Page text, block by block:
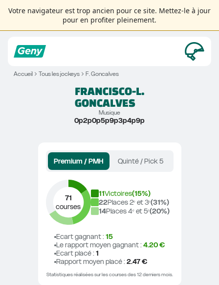
Votre navigateur est trop ancien pour ce site. Mettez-le à jour
pour en profiter pleinement.
Accueil Tous les jockeys F. Goncalves
FRANCISCO-L.
GONCALVES
Musique
0p2p0p5p9p3p4p9p
Premium / PMH Quinté / Pick 5
71
courses
11Victoires(15%)
22Places 2ᵉ et 3ᵉ(31%)
14Places 4ᵉ et 5ᵉ(20%)
Ecart gagnant : 15
Le rapport moyen gagnant : 4.20 €
Ecart placé : 1
Rapport moyen placé : 2.47 €
Statistiques réalisées sur les courses des 12 derniers mois.